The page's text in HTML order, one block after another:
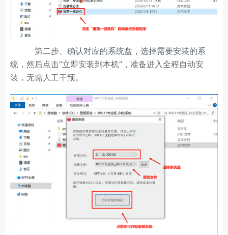
第二步、确认对应的系统盘，选择需要安装的系
统，然后点击“立即安装到本机”，准备进入全程自动安
装，无需人工干预。